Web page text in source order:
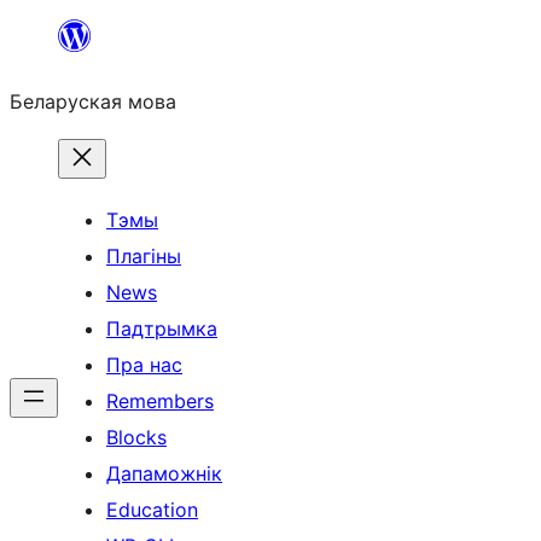
Перайсці
змесціва
Беларуская мова
Тэмы
Плагіны
News
Падтрымка
Пра нас
Remembers
Blocks
Дапаможнік
Education